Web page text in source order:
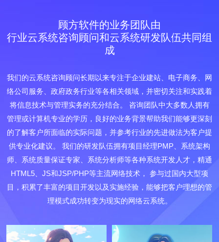
顾方软件的业务团队由
行业云系统咨询顾问和云系统研发队伍共同组
成
我们的云系统咨询顾问长期以来专注于企业建站、电子商务、网
络公司服务、政府政务行业等各相关领域，并密切关注和实践着
将信息技术与管理实务的充分结合。 咨询团队中大多数人拥有
管理或计算机专业的学历，良好的业务背景帮助我们能够更深刻
的了解客户所面临的实际问题，并参考行业的先进做法为客户提
供专业化建议。 我们的研发队伍拥有项目经理PMP、系统架构
师、系统质量保证专家、系统分析师等各种系统开发人才，精通
HTML5、JS和JSP/PHP等主流网络技术， 参与过国内大型项
目，积累了丰富的项目开发以及实施经验，能够把客户理想的管
理模式成功转变为现实的网络云系统。